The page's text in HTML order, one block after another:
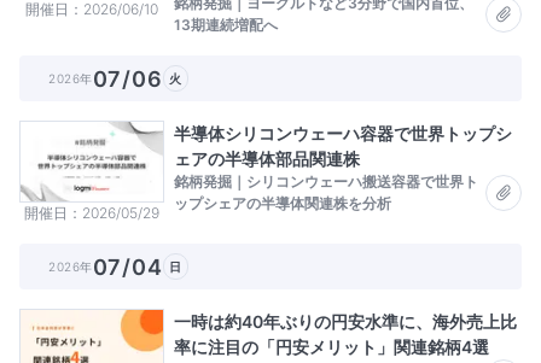
開催日 2026/06/10
13期連続増配へ
2026年07/06 火
開催日 2026/05/29
半導体シリコンウェーハ容器で世界トップシ
ェアの半導体部品関連株
銘柄発掘｜シリコンウェーハ搬送容器で世界ト
ップシェアの半導体関連株を分析
2026年07/04 日
一時は約40年ぶりの円安水準に、海外売上比
率に注目の「円安メリット」関連銘柄4選